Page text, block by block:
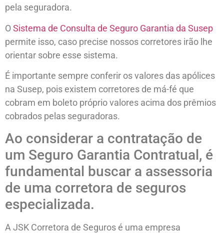
pela seguradora.
OSistema de Consulta de Seguro Garantia da Susep
permite isso, caso precise nossos corretores irão lhe
orientar sobre esse sistema.
É importante sempre conferir os valores das apólices
na Susep, pois existem corretores de má-fé que
cobram em boleto próprio valores acima dos prêmios
cobrados pelas seguradoras.
Ao considerar a contratação de
um Seguro Garantia Contratual, é
fundamental buscar a assessoria
de uma corretora de seguros
especializada.
A JSK Corretora de Seguros é uma empresa